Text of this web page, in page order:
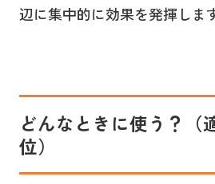
辺に集中的に効果を発揮しま
どんなときに使う？（
位）